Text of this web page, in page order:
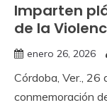
Imparten
de la
enero 26, 2026
Córdoba, Ver., 26
conmemoración